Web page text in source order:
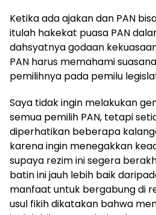
Ketika ada ajakan dan PAN
itulah hakekat puasa PAN
dahsyatnya godaan
PAN harus memahami
pemilihnya pada pemilu
Saya tidak ingin melakukan
semua pemilih PAN, tetapi
diperhatikan beberapa
karena ingin menegakkan
supaya rezim ini segera
batin ini jauh lebih baik
manfaat untuk bergabung di
usul fikih dikatakan bahwa